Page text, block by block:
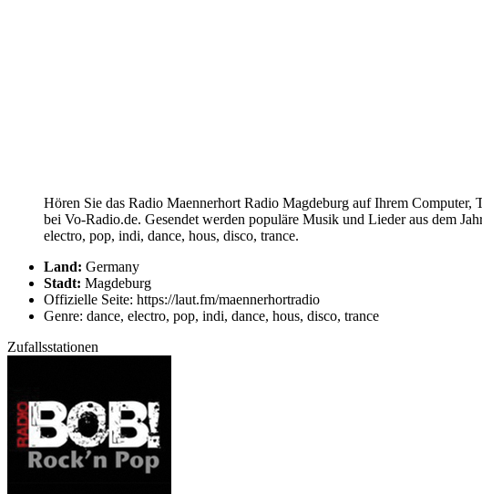
Hören Sie das Radio Maennerhort Radio Magdeburg auf Ihrem
bei Vo-Radio.de. Gesendet werden populäre Musik und Lieder aus dem
electro, pop, indi, dance, hous, disco, trance.
Land: Germany
Stadt: Magdeburg
Offizielle Seite: https://laut.fm/maennerhortradio
Genre: dance, electro, pop, indi, dance, hous, disco, trance
Zufallsstationen